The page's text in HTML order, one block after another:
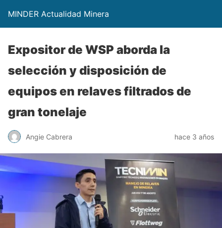
MINDER Actualidad Minera
Expositor de WSP aborda la
selección y disposición de
equipos en relaves filtrados de
gran tonelaje
Angie Cabrera hace 3 años